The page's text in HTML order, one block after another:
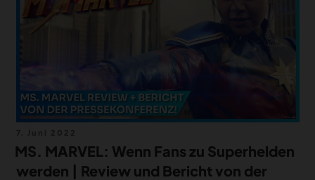
am
MS. MARVEL: Wenn Fans zu Superhelden
werden | Review und Bericht von der